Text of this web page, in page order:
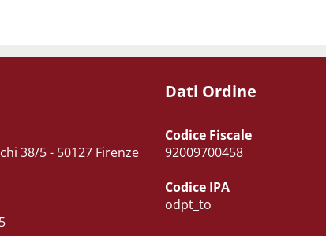
38/5 - 50127 Firenze
Dati Ordine
Codice Fiscale
92009700458
Codice IPA
odpt_to